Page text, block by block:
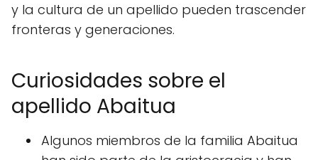
y la cultura de un apellido pueden trascender
fronteras y generaciones.
Curiosidades sobre el
apellido Abaitua
Algunos miembros de la familia Abaitua